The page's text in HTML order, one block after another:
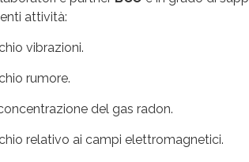
attività:
vibrazioni.
rumore.
del gas radon.
relativo ai campi elettromagnetici.